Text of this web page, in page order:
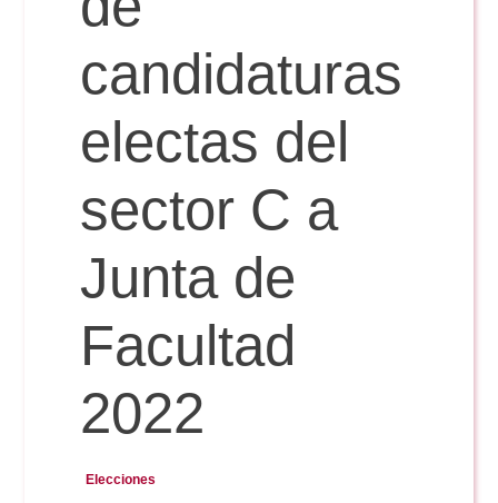
Reservas
Calendario Lectivo
Horarios
Periodismo
Publicidad y RR.PP
Comunicación Audiovisual
candidaturas
electas del
sector C a
Junta de
Facultad
2022
Elecciones